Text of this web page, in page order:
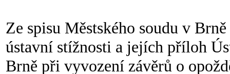
Ze spisu Městského soudu v
ústavní stížnosti a jejích příloh
Brně při vyvození závěrů o